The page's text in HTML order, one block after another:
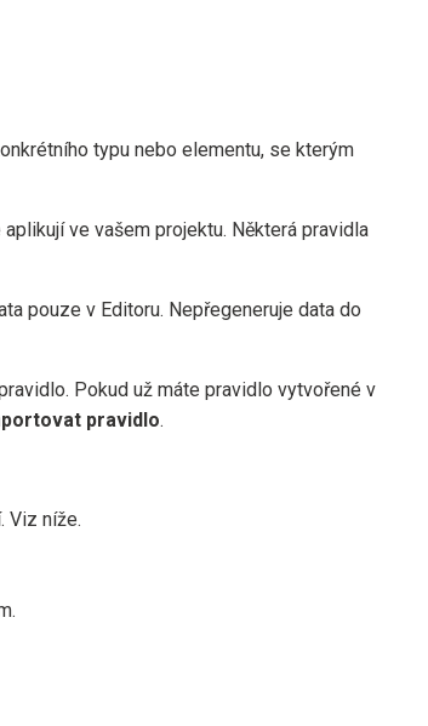
typu nebo elementu, se kterým
ve vašem projektu. Některá pravidla
pouze v Editoru. Nepřegeneruje data do
Pokud už máte pravidlo vytvořené v
pravidlo.
Viz níže.